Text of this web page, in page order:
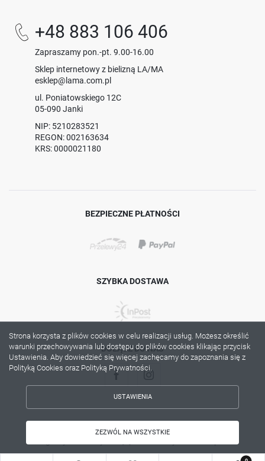
+48 883 106 406
Zapraszamy pon.-pt. 9.00-16.00
Sklep internetowy z bielizną LA/MA
esklep@lama.com.pl
ul. Poniatowskiego 12C
05-090 Janki
NIP: 5210283521
REGON: 002163634
KRS: 0000021180
BEZPIECZNE PŁATNOŚCI
SZYBKA DOSTAWA
DOŁĄCZ DO NAS
Copyright by lama.com.pl
Strona korzysta z plików cookies w celu realizacji usług. Możesz określić
warunki przechowywania lub dostępu do plików cookies klikając przycisk
Ustawienia. Aby dowiedzieć się więcej zachęcamy do zapoznania się z
Polityką Cookies oraz Polityką Prywatności.
USTAWIENIA
ZEZWÓL NA WSZYSTKIE